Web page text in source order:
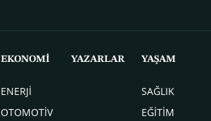
EKONOMİ
ENERJİ
OTOMOTİV
YAZARLAR YAŞAM
SAĞLIK
EĞİTİM